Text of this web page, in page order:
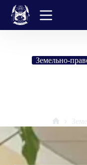
Перейти
вмісту
Земельно-
Головна